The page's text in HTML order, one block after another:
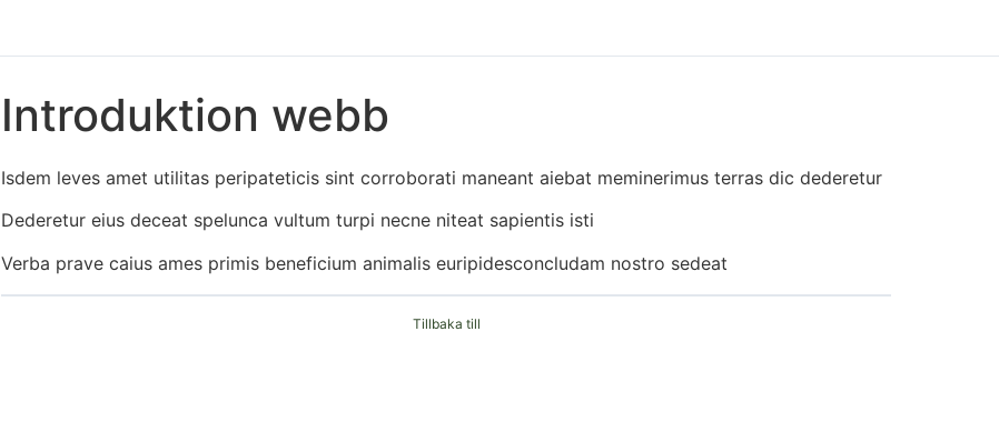
Introduktion webb
Isdem leves amet utilitas peripateticis sint corroborati maneant aiebat meminerimus terras dic dederetur
Dederetur eius deceat spelunca vultum turpi necne niteat sapientis isti
Verba prave caius ames primis beneficium animalis euripidesconcludam nostro sedeat
Tillbaka till